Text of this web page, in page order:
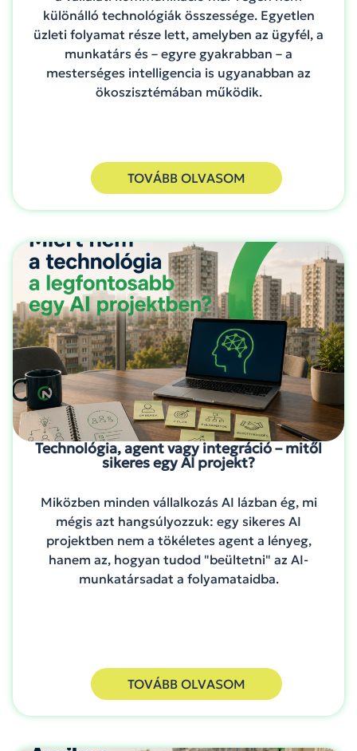
különálló technológiák összessége. Egyetlen
üzleti folyamat része lett, amelyben az ügyfél, a
munkatárs és – egyre gyakrabban – a
mesterséges intelligencia is ugyanabban az
ökoszisztémában működik.
TOVÁBB OLVASOM
Technológia, agent vagy integráció – mitől
sikeres egy AI projekt?
Miközben minden vállalkozás AI lázban ég, mi
mégis azt hangsúlyozzuk: egy sikeres AI
projektben nem a tökéletes agent a lényeg,
hanem az, hogyan tudod "beültetni" az AI-
munkatársadat a folyamataidba.
TOVÁBB OLVASOM